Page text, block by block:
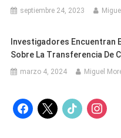
septiembre 24, 2023
Investigadores Encuentran
Sobre La Transferencia De
marzo 4, 2024 Miguel
facebook
x tiktok instagram